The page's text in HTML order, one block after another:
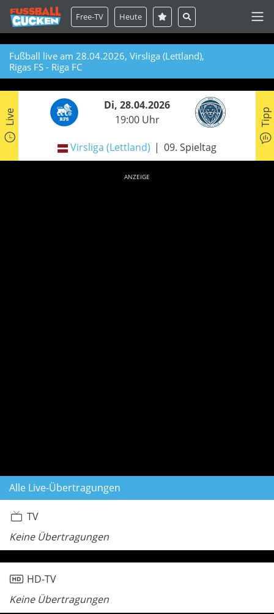
Free-TV Heute
Fußball live am 28.04.2026, Virsliga (Lettland),
Rigas FS - Riga FC
Live
Di, 28.04.2026
19:00 Uhr
Virsliga (Lettland) 09. Spieltag
Tipp
ANZEIGE
Alle Live-Übertragungen
TV
Keine Übertragungen
HD-TV
Keine Übertragungen